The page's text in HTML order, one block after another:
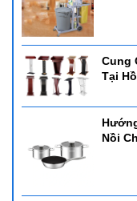
Cung
Tại
Nồi